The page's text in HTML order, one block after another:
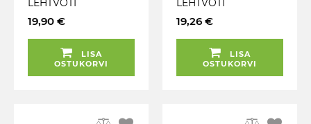
LEHTVÕTI
LIIGENDIGA 16MM
19,90 €
LISA
OSTUKORVI
LEHTVÕTI
LIIGENDIGA 15MM
19,26 €
LISA
OSTUKORVI